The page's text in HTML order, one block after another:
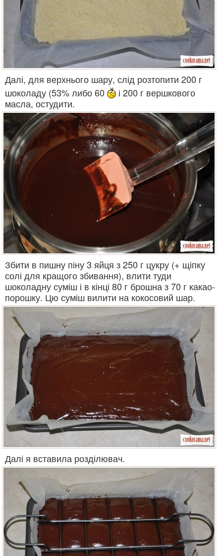
Далі, для верхнього шару, слід розтопити 200 г
шоколаду (53% либо 60
і 200 г вершкового
масла, остудити.
Збити в пишну піну 3 яйця з 250 г цукру (+ щіпку
солі для кращого збивання), влити туди
шоколадну суміш і в кінці 80 г брошна з 70 г какао-
порошку. Цю суміш вилити на кокосовий шар.
Далі я вставила розділювач.